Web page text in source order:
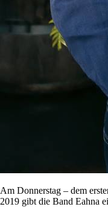
Am Donnerstag – dem
2019 gibt die Band Eahna